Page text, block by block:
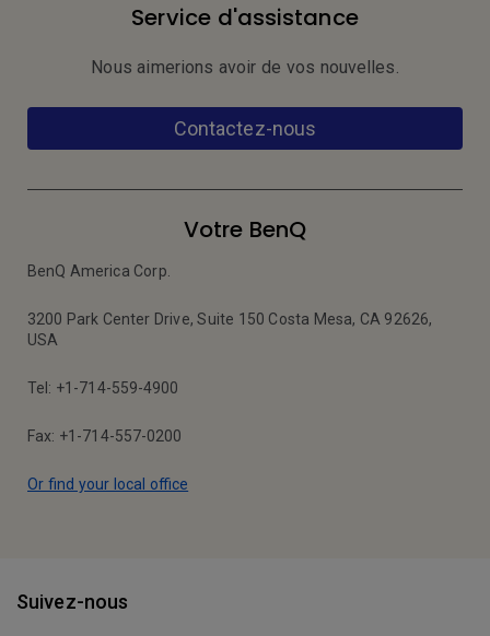
Service d'assistance
Nous aimerions avoir de vos nouvelles.
Contactez-nous
Votre BenQ
BenQ America Corp.
3200 Park Center Drive, Suite 150 Costa Mesa, CA 92626,
USA
Tel: +1-714-559-4900
Fax: +1-714-557-0200
Or find your local office
Suivez-nous